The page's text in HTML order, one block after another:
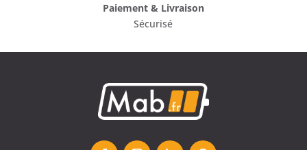
Paiement & Livraison
Sécurisé